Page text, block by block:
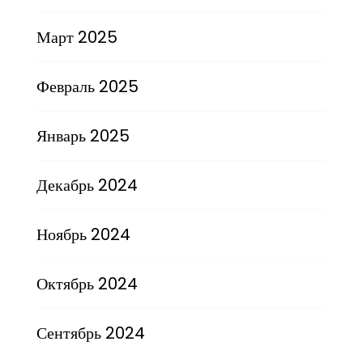
Март 2025
Февраль 2025
Январь 2025
Декабрь 2024
Ноябрь 2024
Октябрь 2024
Сентябрь 2024